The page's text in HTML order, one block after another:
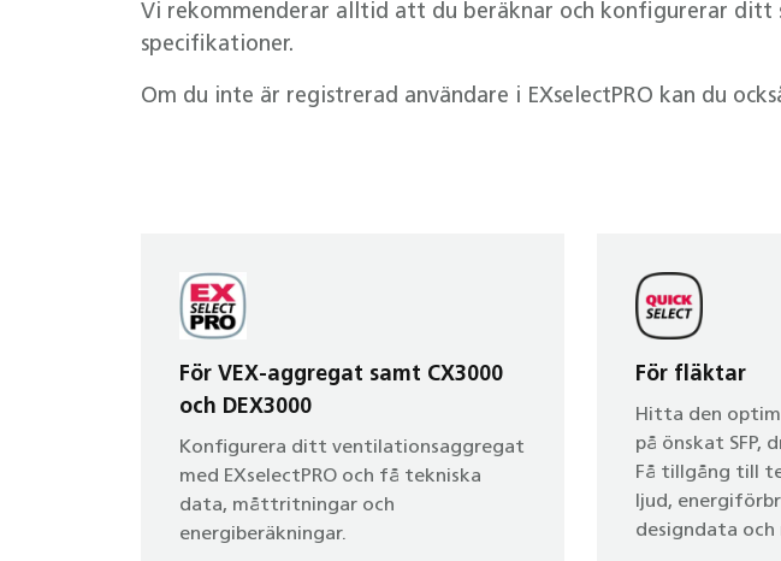
Vi rekommenderar alltid att du beräknar och konfigurerar ditt
specifikationer.
Om du inte är registrerad användare i EXselectPRO kan du
För VEX-aggregat samt CX3000
och DEX3000
Konfigurera ditt ventilationsaggregat
med EXselectPRO och få tekniska
data, måttritningar och
energiberäkningar.
För fläktar
Hitta den
på önskat SFP,
Få tillgång till
ljud,
designdata